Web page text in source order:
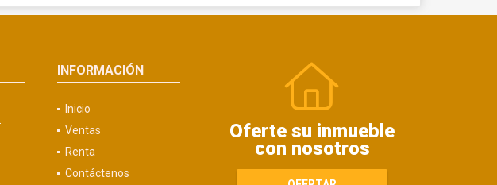
INFORMACIÓN
Inicio
Ventas
Renta
Contáctenos
Oferte su inmueble
con nosotros